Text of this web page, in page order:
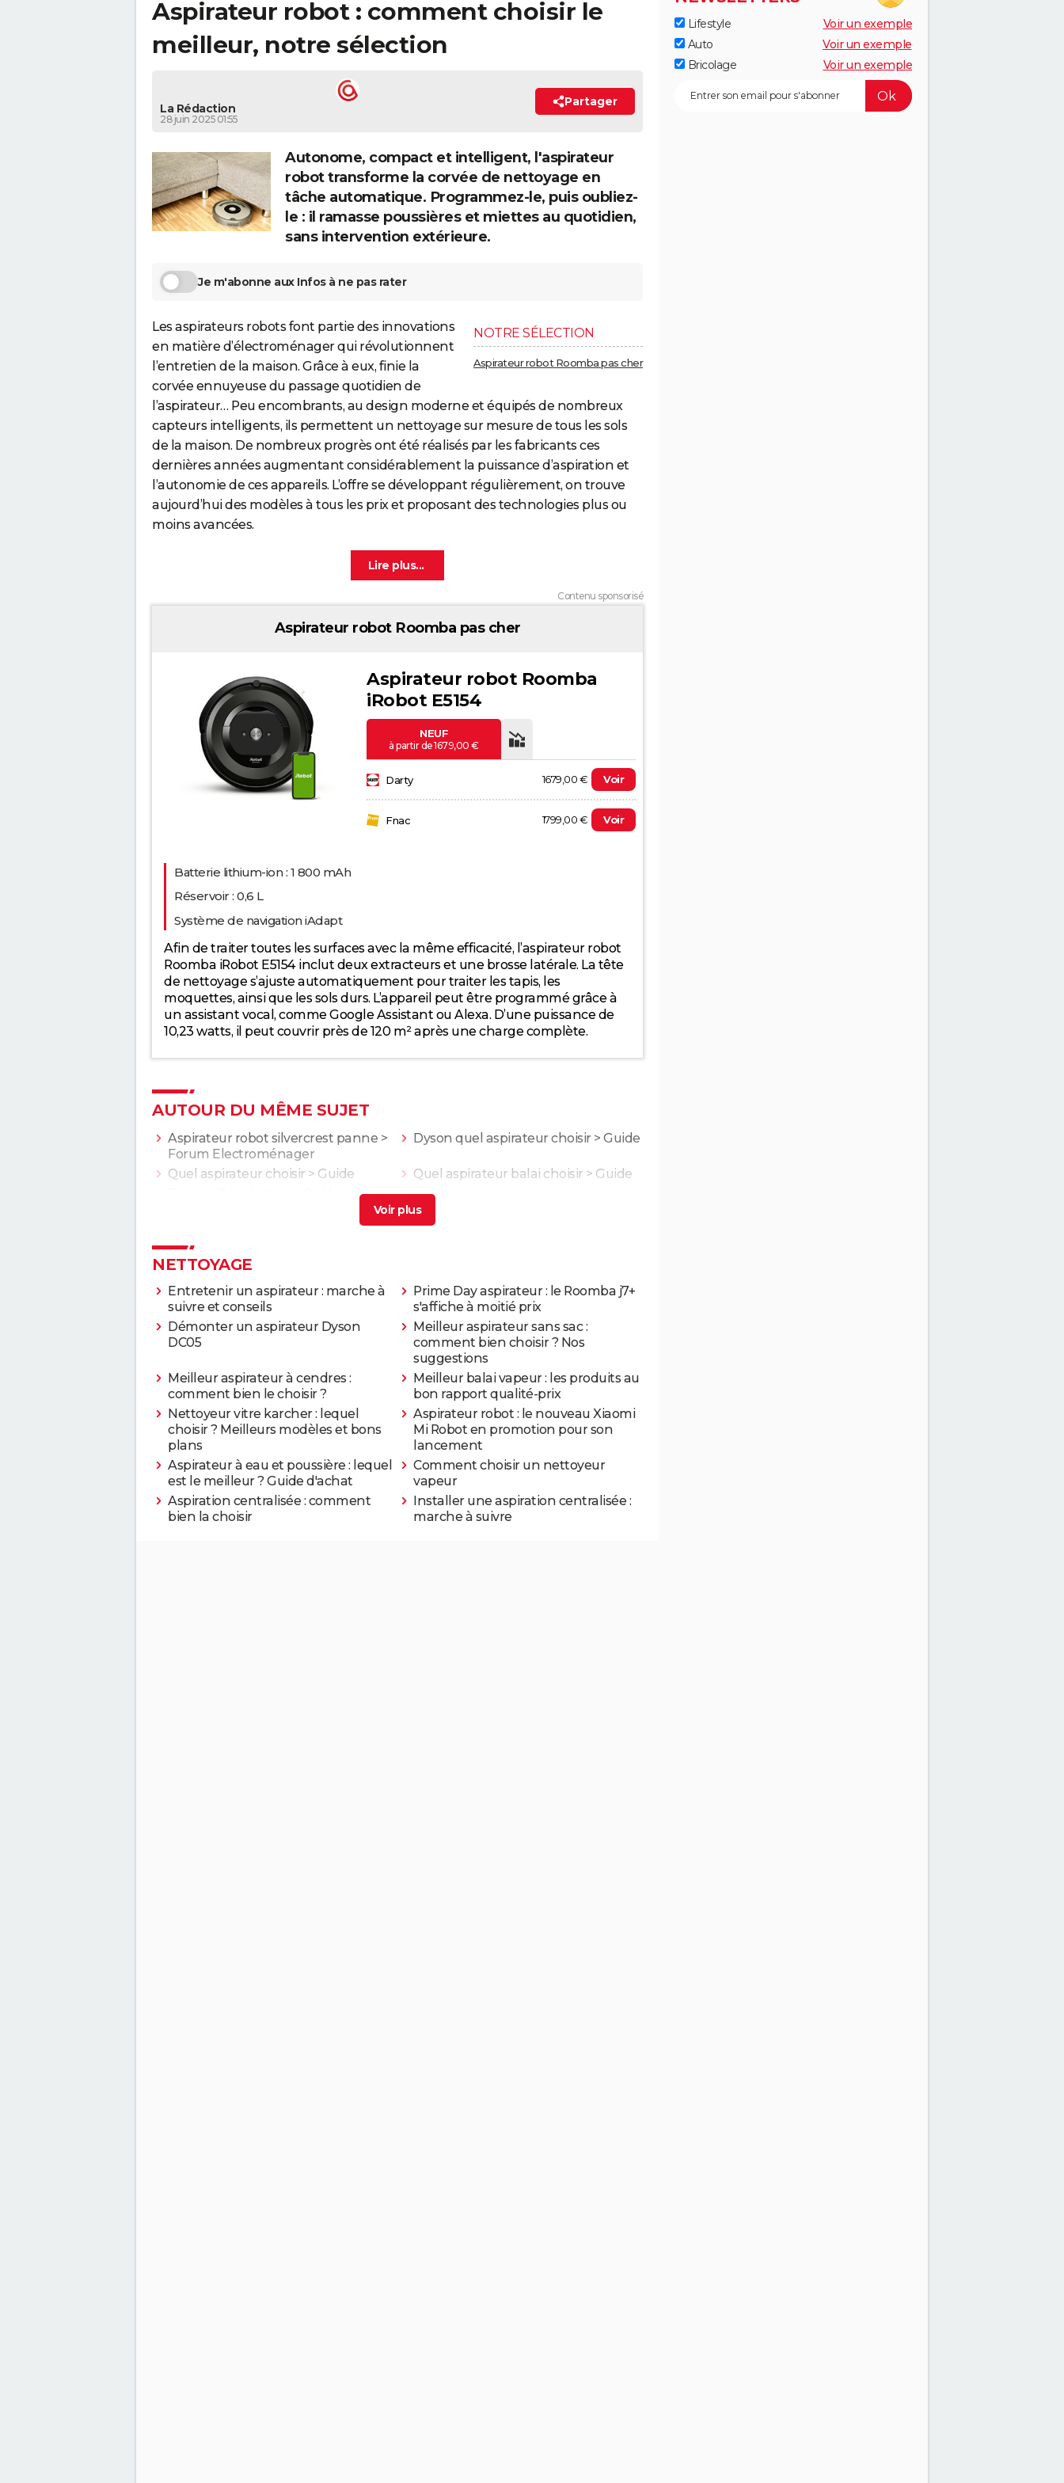
Aspirateur robot : comment choisir le
meilleur, notre sélection
La Rédaction
28 juin 2025 01:55
Partager
Autonome, compact et intelligent, l'aspirateur
robot transforme la corvée de nettoyage en
tâche automatique. Programmez-le, puis oubliez-
le : il ramasse poussières et miettes au quotidien,
sans intervention extérieure.
Je m'abonne aux Infos à ne pas rater
NOTRE SÉLECTION
Aspirateur robot Roomba pas cher
Les aspirateurs robots font partie des innovations
en matière d’électroménager qui révolutionnent
l’entretien de la maison. Grâce à eux, finie la
corvée ennuyeuse du passage quotidien de
l’aspirateur… Peu encombrants, au design moderne et équipés de nombreux
capteurs intelligents, ils permettent un nettoyage sur mesure de tous les sols
de la maison. De nombreux progrès ont été réalisés par les fabricants ces
dernières années augmentant considérablement la puissance d’aspiration et
l’autonomie de ces appareils. L’offre se développant régulièrement, on trouve
aujourd’hui des modèles à tous les prix et proposant des technologies plus ou
moins avancées.
Contenu sponsorisé
Aspirateur robot Roomba pas cher
Aspirateur robot Roomba
iRobot E5154
NEUF
à partir de 1679,00 €
Darty 1679,00 € Voir
Fnac 1799,00 € Voir
2025 2026
0
1 k
Batterie lithium-ion : 1 800 mAh
Réservoir : 0,6 L
Système de navigation iAdapt
Afin de traiter toutes les surfaces avec la même efficacité, l’aspirateur robot
Roomba iRobot E5154 inclut deux extracteurs et une brosse latérale. La tête
de nettoyage s’ajuste automatiquement pour traiter les tapis, les
moquettes, ainsi que les sols durs. L’appareil peut être programmé grâce à
un assistant vocal, comme Google Assistant ou Alexa. D’une puissance de
10,23 watts, il peut couvrir près de 120 m² après une charge complète.
AUTOUR DU MÊME SUJET
Aspirateur robot silvercrest panne >
Forum Electroménager
Dyson quel aspirateur choisir> Guide
Quel aspirateur choisir > Guide Quel aspirateur balai choisir > Guide
NETTOYAGE
Entretenir un aspirateur : marche à
suivre et conseils
Prime Day aspirateur : le Roomba j7+
s'affiche à moitié prix
Démonter un aspirateur Dyson
DC05
Meilleur aspirateur sans sac :
comment bien choisir ? Nos
suggestions
Meilleur aspirateur à cendres :
comment bien le choisir ?
Meilleur balai vapeur : les produits au
bon rapport qualité-prix
Nettoyeur vitre karcher : lequel
choisir ? Meilleurs modèles et bons
plans
Aspirateur robot : le nouveau Xiaomi
Mi Robot en promotion pour son
lancement
Aspirateur à eau et poussière : lequel
est le meilleur ? Guide d'achat
Comment choisir un nettoyeur
vapeur
Aspiration centralisée : comment
bien la choisir
Installer une aspiration centralisée :
marche à suivre
Lifestyle
Voir un exemple
Auto
Voir un exemple
Bricolage
Voir un exemple